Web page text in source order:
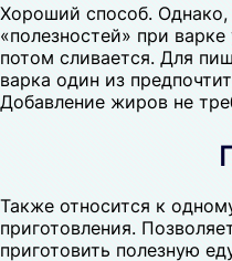
Хороший способ. Однако,
«полезностей» при
потом сливается. Для
варка один из
Добавление жиров не
Также относится к
приготовления.
приготовить полезную